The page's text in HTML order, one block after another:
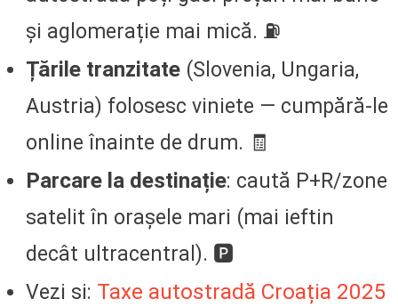
și aglomerație mai mică. ⛽
Țările tranzitate(Slovenia, Ungaria,
Austria) folosesc viniete — cumpără-le
online înainte de drum. 🧾
Parcare la destinație: caută P+R/zone
satelit în orașele mari (mai ieftin
decât ultracentral). 🅿️
Vezi si: Taxe autostradă Croația 2025